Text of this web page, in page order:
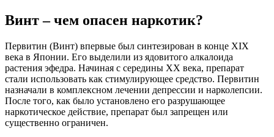
Винт – чем опасен наркотик?
Первитин (Винт) впервые был синтезирован в конце XIX
века в Японии. Его выделили из ядовитого алкалоида
растения эфедра. Начиная с середины XX века, препарат
стали использовать как стимулирующее средство. Первитин
назначали в комплексном лечении депрессии и нарколепсии.
После того, как было установлено его разрушающее
наркотическое действие, препарат был запрещен или
существенно ограничен.